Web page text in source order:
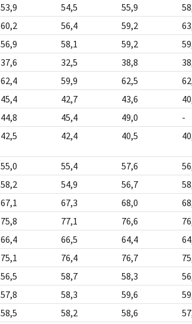
53,9 54,5 55,9
60,2 56,4 59,2
56,9 58,1 59,2
37,6 32,5 38,8
62,4 59,9 62,5
45,4 42,7 43,6
44,8 45,4 49,0 -
42,5 42,4 40,5
55,0 55,4 57,6
58,2 54,9 56,7
67,1 67,3 68,0
75,8 77,1 76,6
66,4 66,5 64,4
75,1 76,4 76,7
56,5 58,7 58,3
57,8 58,3 59,6
58,5 58,2 58,6